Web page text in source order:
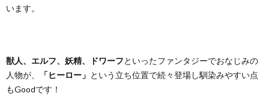
います。
獣人、エルフ、妖精、ドワーフといったファンタジーでおなじみの
人物が、
「ヒーロー」 という立ち位置で続々登場し馴染みやすい点
もGoodです！